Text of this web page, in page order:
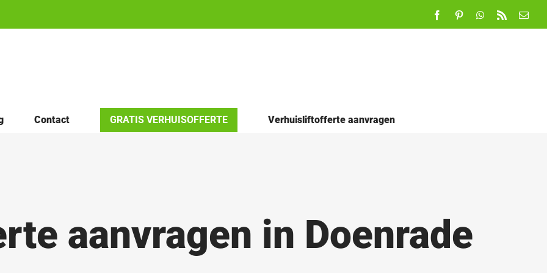
FacebookPinterestWhatsApp
Rss
E-
Contact GRATIS VERHUISOFFERTE Verhuisliftofferte aanvragen
aanvragen in Doenrade